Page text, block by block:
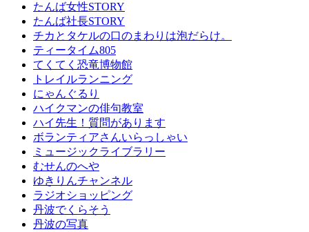
たんば女性STORY
たんば社長STORY
チカとタケルの口のまわりは泡だらけ。
ティータイム805
てくてく恐竜博物館
トレイルランニング
にゃんぐるり
ハイクマンの俳句教室
ハイ先生！質問があります
ボランティアさんいらっしゃい
ミュージックライブラリー
むせんのへや
ゆきりんチャンネル
ラジオショッピング
丹波でくらそう
丹波の写真